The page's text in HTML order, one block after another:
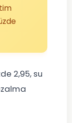
2,95, su